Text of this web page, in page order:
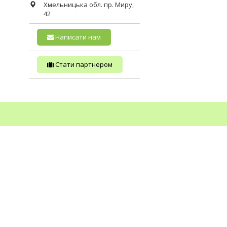
Хмельницька обл. пр. Миру,
42
Написати нам
Стати партнером